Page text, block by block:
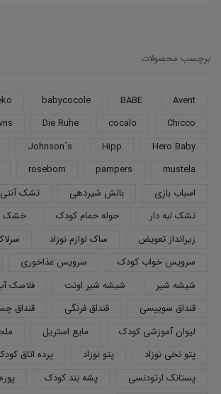
برچسب محصولات
Avent
BABE
babycocole
Chicco
cocalo
Die Ruhe
Hero Baby
Hipp
Johnson`s
mustela
pampers
roseborn
اسباب بازی
بالش شیردهی
تشک
تشک لبه دار
حوله حمام کودک
خشک
زیرانداز تعویض
ساک لوازم نوزاد
سرویس خواب کودک
سرویس غذاخوری
شیشه شیر
شیشه شیر اونت
فلاسک
قنداق سوییسی
قنداق فرنگی قنداق
لیوان آموزشی کودک
مایع استریل
پتو نخی نوزاد
پتو نوزاد
پرده اتاق
پستانک ارتودنسی
پشه بند کودک